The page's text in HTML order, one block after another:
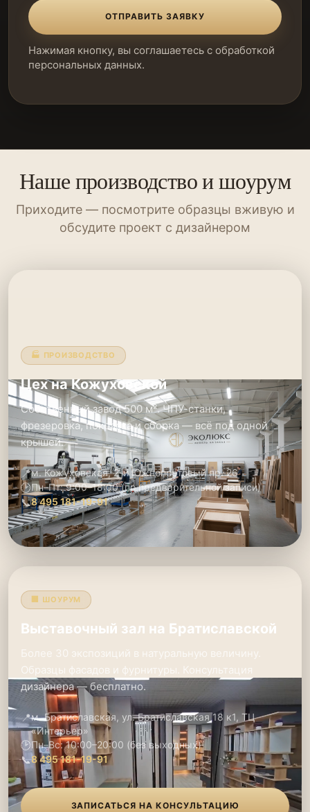
ОТПРАВИТЬ ЗАЯВКУ
Нажимая кнопку, вы соглашаетесь с обработкой
персональных данных.
Наше производство и шоурум
Приходите — посмотрите образцы вживую и
обсудите проект с дизайнером
🏭 ПРОИЗВОДСТВО
Цех на Кожуховской
Собственный завод 500 м². ЧПУ-станки,
фрезеровка, покраска и сборка — всё под одной
крышей.
📍м. Кожуховская, 2-й Южнопортовый пр. 26
🕑Пн–Пт: 9:00–18:00 (по предварительной записи)
📞8 495 181-19-91
🏢 ШОУРУМ
Выставочный зал на Братиславской
Более 30 экспозиций в натуральную величину.
Образцы фасадов и фурнитуры. Консультация
дизайнера — бесплатно.
📍м. Братиславская, ул. Братиславская 18 к1, ТЦ
«Интерьер»
🕑Пн–Вс: 10:00–20:00 (без выходных)
📞8 495 181-19-91
ЗАПИСАТЬСЯ НА КОНСУЛЬТАЦИЮ